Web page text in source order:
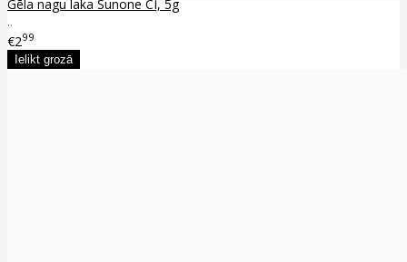
Gēla nagu laka Sunone CI, 5g
..
€299